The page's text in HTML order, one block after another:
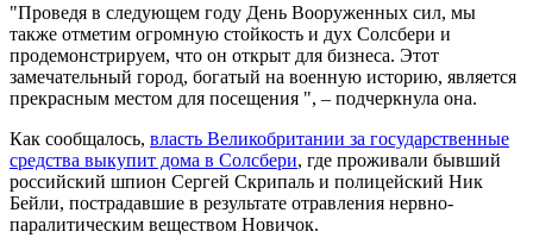
"Проведя в следующем году День Вооруженных сил, мы
также отметим огромную стойкость и дух Солсбери и
продемонстрируем, что он открыт для бизнеса. Этот
замечательный город, богатый на военную историю, является
прекрасным местом для посещения ", – подчеркнула она.
Как сообщалось, власть Великобритании за государственные
средства выкупит дома в Солсбери, где проживали бывший
российский шпион Сергей Скрипаль и полицейский Ник
Бейли, пострадавшие в результате отравления нервно-
паралитическим веществом Новичок.